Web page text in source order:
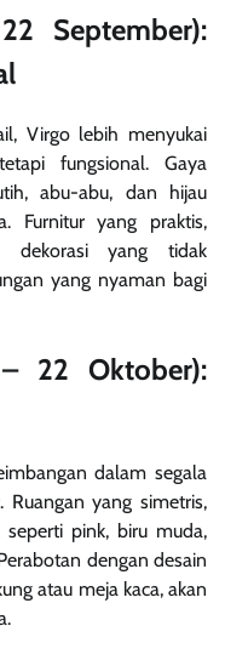
September):
Virgo lebih menyukai
fungsional. Gaya
abu-abu, dan hijau
Furnitur yang praktis,
dekorasi yang tidak
yang nyaman bagi
22 Oktober):
dalam segala
yang simetris,
pink, biru muda,
dengan desain
atau meja kaca, akan